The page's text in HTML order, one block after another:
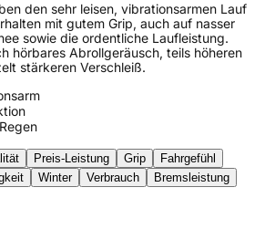
den sehr leisen, vibrationsarmen Lauf
mit gutem Grip, auch auf nasser
sowie die ordentliche Laufleistung.
hörbares Abrollgeräusch, teils höheren
stärkeren Verschleiß.
Preis-Leistung Grip
Fahrgefühl
Winter Verbrauch Bremsleistung